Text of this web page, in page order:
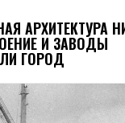
АРХИТЕКТУРА
И ЗАВОДЫ
ГОРОД